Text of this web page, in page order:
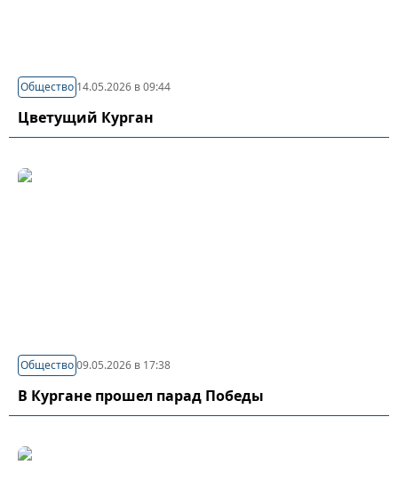
Общество 14.05.2026 в 09:44
Цветущий Курган
Общество09.05.2026 в 17:38
В Кургане прошел парад Победы